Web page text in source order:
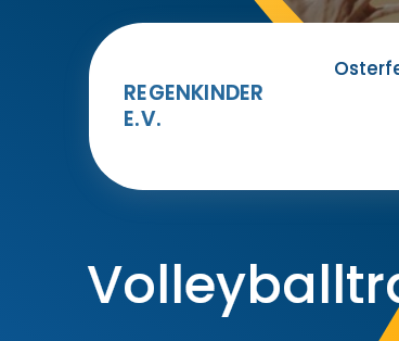
REGENKINDER
E.V.